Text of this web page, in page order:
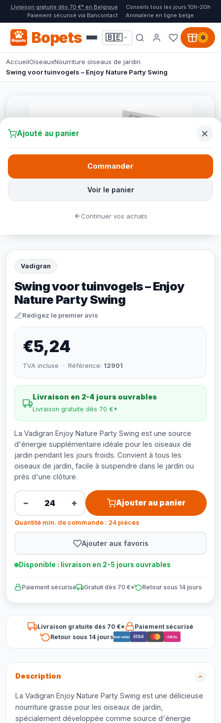
Livraison gratuite dès 70 €* en Belgique
Conseils tous les jours 10h-20h
Paiement sécurisé via Bancontact
Animalerie en ligne belge
Bopets 🇧🇪 0
AccueilOiseauxNourriture oiseaux de jardin
Swing voor tuinvogels – Enjoy Nature Party Swing
Vadigran
Swing voor tuinvogels – Enjoy
Nature Party Swing
Rédigez le premier avis
€5,24
TVA incluse · Référence: 12901
Livraison en 2-4 jours ouvrables
Livraison gratuite dès 70 €*
La Vadigran Enjoy Nature Party Swing est une source
d'énergie supplémentaire idéale pour les oiseaux de
jardin pendant les jours froids. Convient à tous les
oiseaux de jardin, facile à suspendre dans le jardin ou
près d'une clôture.
− + Ajouter au panier
Quantité min. de commande : 24 pièces
Ajouter aux favoris
Disponible : livraison en 2-5 jours ouvrables
Paiement sécurisé Gratuit dès 70 €* Retour sous 14 jours
Livraison gratuite dès 70 €*
Paiement sécurisé
Retour sous 14 joursBancontact VISA iDEAL
Description
La Vadigran Enjoy Nature Party Swing est une délicieuse
nourriture grasse pour les oiseaux de jardin,
spécialement développée comme source d'énergie
Ajouté au panier
Voir le panier
Commander
Continuer vos achats